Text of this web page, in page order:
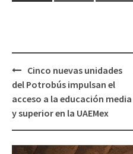
Post
navigation
Cinco nuevas unidades
del Potrobús impulsan el
acceso a la educación media
y superior en la UAEMex